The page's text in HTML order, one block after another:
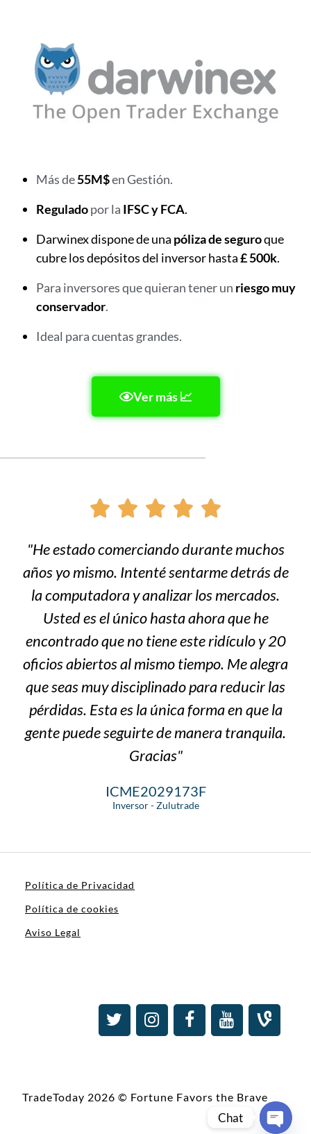
Más de55M$en Gestión.
Reguladopor la IFSC y FCA.
Darwinex dispone de una póliza de seguroque
cubre los depósitos del inversor hasta£ 500k.
Para inversores que quieran tener un riesgo muy
conservador.
Ideal para cuentas grandes.
Ver más 📈
    
"He estado comerciando durante muchos
años yo mismo. Intenté sentarme detrás de
la computadora y analizar los mercados.
Usted es el único hasta ahora que he
encontrado que no tiene este ridículo y 20
oficios abiertos al mismo tiempo. Me alegra
que seas muy disciplinado para reducir las
pérdidas. Esta es la única forma en que la
gente puede seguirte de manera tranquila.
Gracias"
ICME2029173F
Inversor - Zulutrade
Política de Privacidad
Política de cookies
Aviso Legal
TradeToday 2026 © Fortune Favors the Brave
Chat